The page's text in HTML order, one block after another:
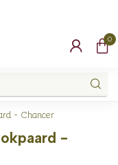
0
- Chancer
-